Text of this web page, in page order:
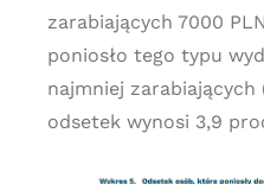
zarabiających 7000
poniosło tego typu
najmniej
odsetek wynosi 3,9